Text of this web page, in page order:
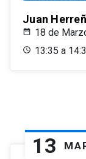
Juan
18 de
13:35 a
13